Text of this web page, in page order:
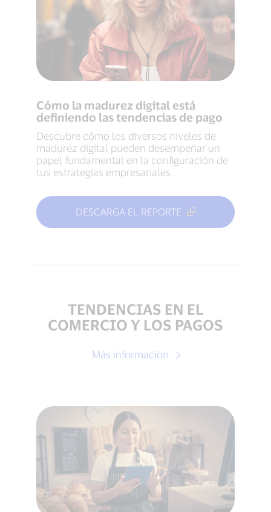
Cómo la madurez digital está
definiendo las tendencias de pago
Descubre cómo los diversos niveles de
madurez digital pueden desempeñar un
papel fundamental en la configuración de
tus estrategias empresariales.
DESCARGA EL REPORTE
TENDENCIAS EN EL
COMERCIO Y LOS PAGOS
Más información